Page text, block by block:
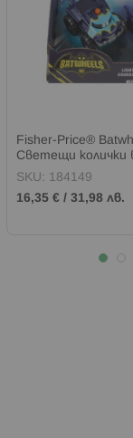
Fisher-Price®
Светещи колички
2 броя
SKU: 184149
16,35 € / 31,98 лв.